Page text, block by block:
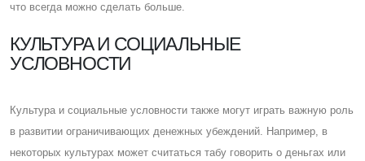
что всегда можно сделать больше.
КУЛЬТУРА И СОЦИАЛЬНЫЕ
УСЛОВНОСТИ
Культура и социальные условности также могут играть важную роль
в развитии ограничивающих денежных убеждений. Например, в
некоторых культурах может считаться табу говорить о деньгах или